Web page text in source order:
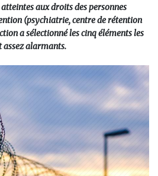
aux droits des personnes
(psychiatrie, centre de rétention
a sélectionné les cinq éléments les
assez alarmants.